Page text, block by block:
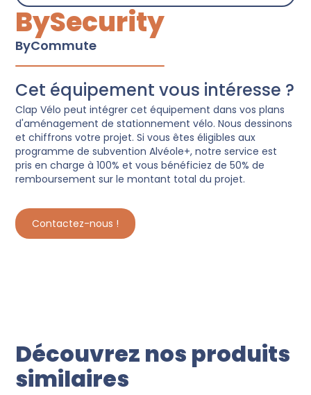
BySecurity
ByCommute
Cet équipement vous intéresse ?
Clap Vélo peut intégrer cet équipement dans vos plans
d'aménagement de stationnement vélo. Nous dessinons
et chiffrons votre projet. Si vous êtes éligibles aux
programme de subvention Alvéole+, notre service est
pris en charge à 100% et vous bénéficiez de 50% de
remboursement sur le montant total du projet.
Contactez-nous !
Découvrez nos produits
similaires